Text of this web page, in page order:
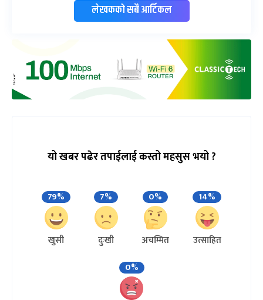
लेखकको सबै आर्टिकल
यो खबर पढेर तपाईलाई कस्तो महसुस भयो ?
79%
खुसी
7%
दुःखी
0%
अचम्मित
14%
उत्साहित
0%